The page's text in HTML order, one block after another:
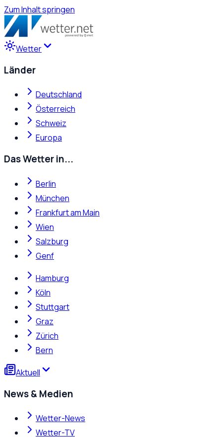
Zum Inhalt springen
Wetter
Länder
Deutschland
Österreich
Schweiz
Europa
Das Wetter in...
Berlin
München
Frankfurt am Main
Wien
Salzburg
Genf
Hamburg
Köln
Stuttgart
Graz
Zürich
Bern
Aktuell
News & Medien
Wetter-News
Wetter-TV